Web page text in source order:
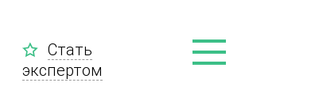
Стать
экспертом